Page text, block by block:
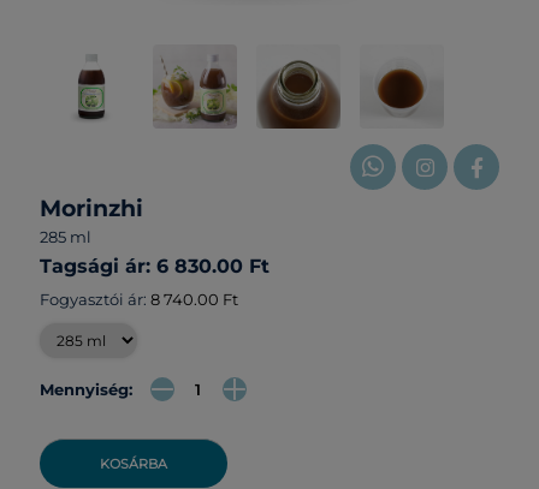
Morinzhi
285 ml
Tagsági ár: 6 830.00 Ft
Fogyasztói ár: 8 740.00 Ft
Mennyiség:
KOSÁRBA